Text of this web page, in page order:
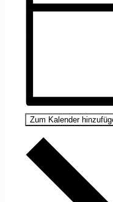
Zum Kalender